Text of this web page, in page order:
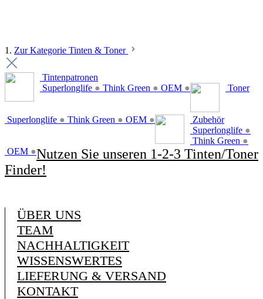
1. Zur Kategorie Tinten & Toner
Tintenpatronen
Superlonglife ● Think Green ● OEM ● Toner
Superlonglife ● Think Green ● OEM ●
Zubehör
Superlonglife ●
Think Green ●
OEM ●Nutzen Sie unseren 1-2-3 Tinten/Toner
Finder!
ÜBER UNS
TEAM
NACHHALTIGKEIT
WISSENSWERTES
LIEFERUNG & VERSAND
KONTAKT